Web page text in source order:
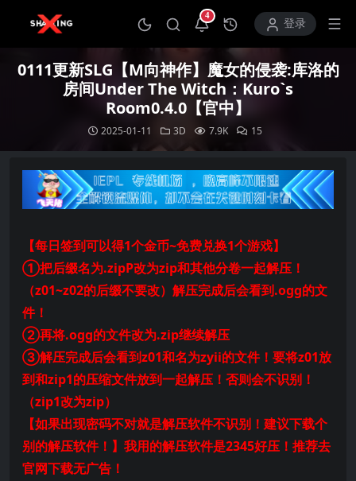
4
打开通知中心登录
0111更新SLG【M向神作】魔女的侵袭:库洛的
房间Under The Witch：Kuro`s
Room0.4.0【官中】
2025-01-11 3D 7.9K 15
【每日签到可以得1个金币~免费兑换1个游戏】
①把后缀名为.zipP改为zip和其他分卷一起解压！
（z01~z02的后缀不要改）解压完成后会看到.ogg的文
件！
②再将.ogg的文件改为.zip继续解压
③解压完成后会看到z01和名为zyii的文件！要将z01放
到和zip1的压缩文件放到一起解压！否则会不识别！
（zip1改为zip）
【如果出现密码不对就是解压软件不识别！建议下载个
别的解压软件！】我用的解压软件是2345好压！推荐去
官网下载无广告！